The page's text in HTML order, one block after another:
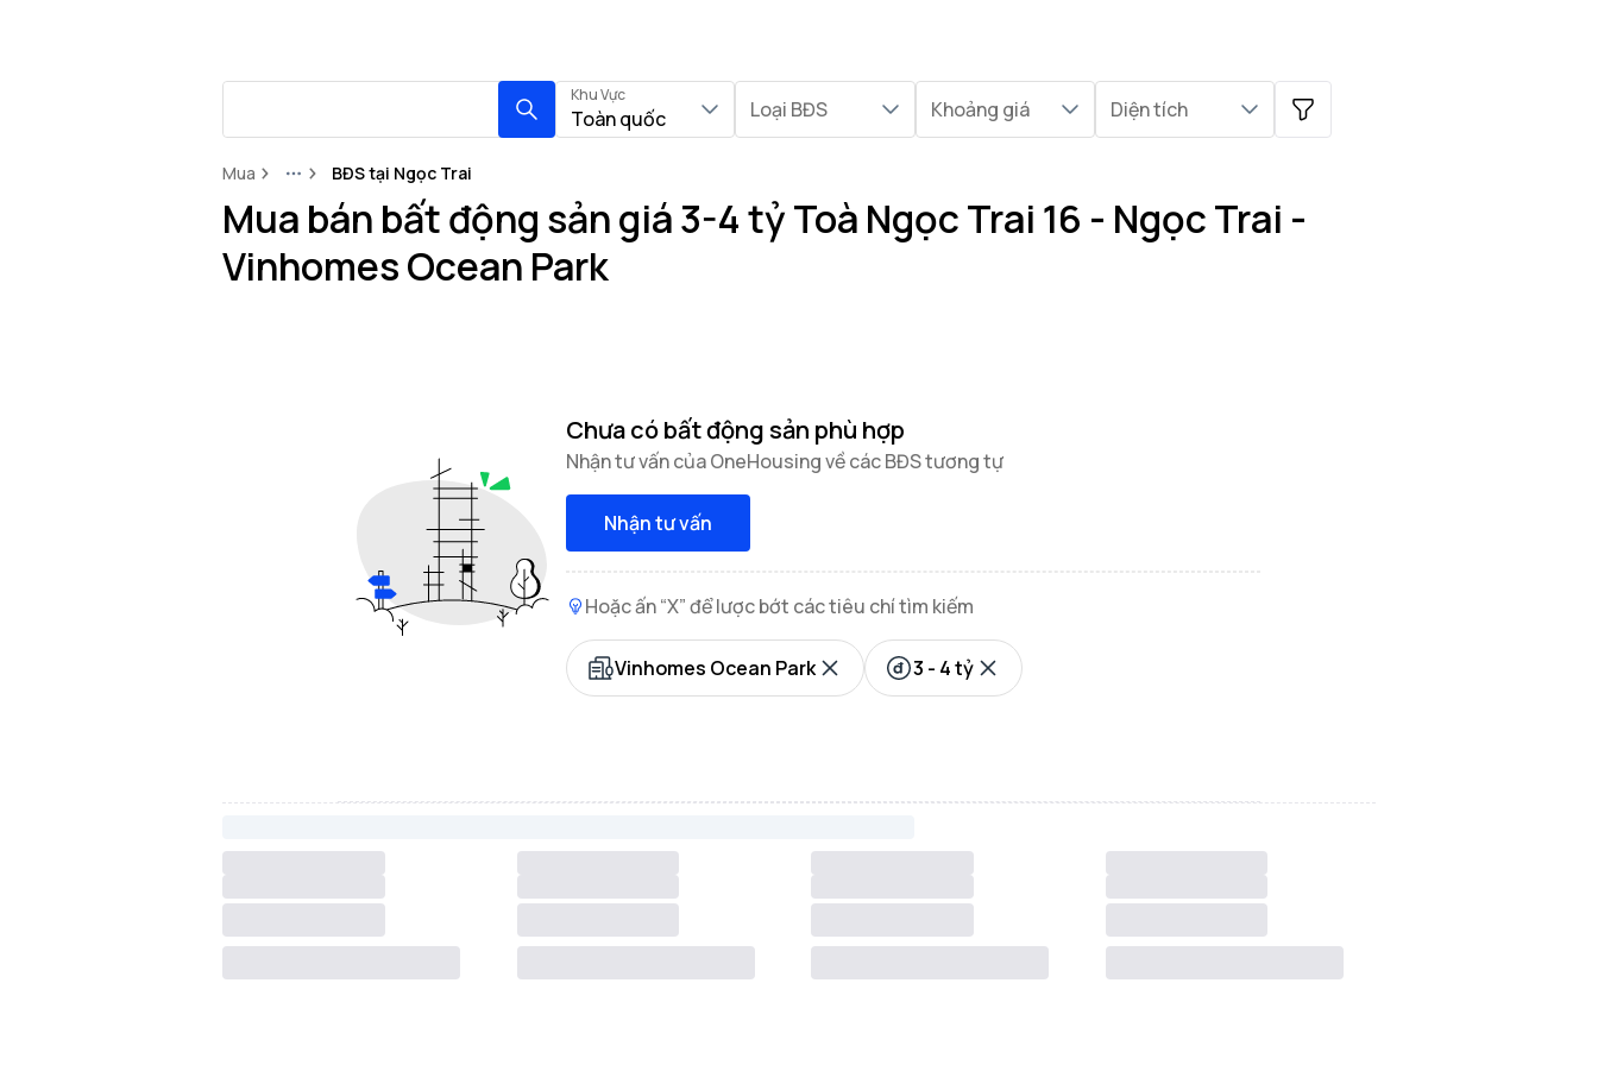
Khu Vực
Toàn quốc Loại BĐS Khoảng giá Diện tích
Mua MoreBĐS tại Ngọc Trai
Mua bán bất động sản giá 3-4 tỷ Toà Ngọc Trai 16 - Ngọc Trai -
Vinhomes Ocean Park
Chưa có bất động sản phù hợp
Nhận tư vấn của OneHousing về các BĐS tương tự
Nhận tư vấn
Hoặc ấn “X” để lược bớt các tiêu chí tìm kiếm
Vinhomes Ocean Park 3 - 4 tỷ